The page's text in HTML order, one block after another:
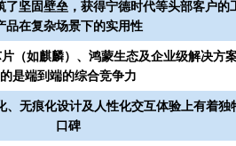
坚固壁垒，获得宁德时代等头部客户的
品在复杂场景下的实用性
（如麒麟）、鸿蒙生态及企业级解决方
的是端到端的综合竞争力
无痕化设计及人性化交互体验上有着独
口碑